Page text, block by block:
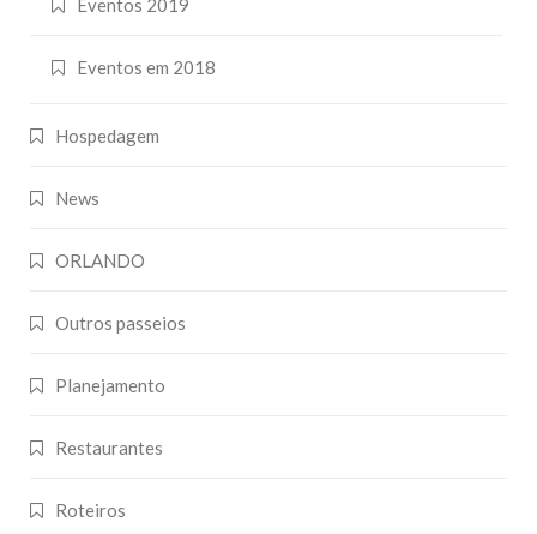
Eventos 2019
Eventos em 2018
Hospedagem
News
ORLANDO
Outros passeios
Planejamento
Restaurantes
Roteiros